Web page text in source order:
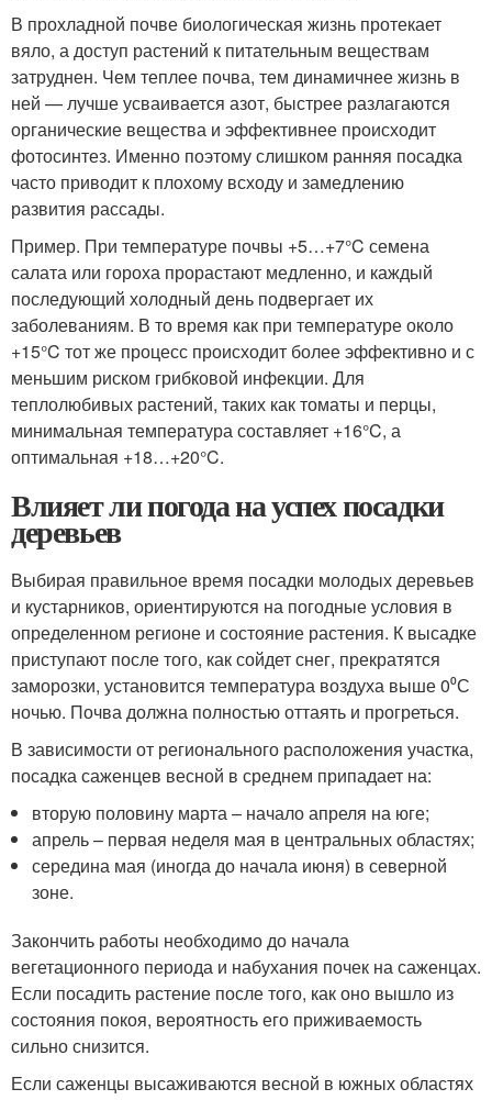
В прохладной почве биологическая жизнь протекает
вяло, а доступ растений к питательным веществам
затруднен. Чем теплее почва, тем динамичнее жизнь в
ней — лучше усваивается азот, быстрее разлагаются
органические вещества и эффективнее происходит
фотосинтез. Именно поэтому слишком ранняя посадка
часто приводит к плохому всходу и замедлению
развития рассады.
Пример. При температуре почвы +5…+7°C семена
салата или гороха прорастают медленно, и каждый
последующий холодный день подвергает их
заболеваниям. В то время как при температуре около
+15°C тот же процесс происходит более эффективно и с
меньшим риском грибковой инфекции. Для
теплолюбивых растений, таких как томаты и перцы,
минимальная температура составляет +16°C, а
оптимальная +18…+20°C.
Влияет ли погода на успех посадки
деревьев
Выбирая правильное время посадки молодых деревьев
и кустарников, ориентируются на погодные условия в
определенном регионе и состояние растения. К высадке
приступают после того, как сойдет снег, прекратятся
заморозки, установится температура воздуха выше 0⁰С
ночью. Почва должна полностью оттаять и прогреться.
В зависимости от регионального расположения участка,
посадка саженцев весной в среднем припадает на:
вторую половину марта – начало апреля на юге;
апрель – первая неделя мая в центральных областях;
середина мая (иногда до начала июня) в северной
зоне.
Закончить работы необходимо до начала
вегетационного периода и набухания почек на саженцах.
Если посадить растение после того, как оно вышло из
состояния покоя, вероятность его приживаемость
сильно снизится.
Если саженцы высаживаются весной в южных областях